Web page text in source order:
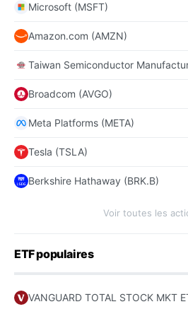
Microsoft (MSFT)
Amazon.com (AMZN)
Taiwan Semiconductor
Broadcom (AVGO)
Meta Platforms (META)
Tesla (TSLA)
Berkshire Hathaway (BRK.B)
Voir toutes les
ETF populaires
VANGUARD TOTAL STOCK MKT